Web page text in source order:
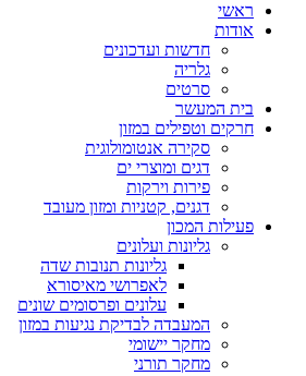
ראשי
אודות
חדשות ועדכונים
גלריה
סרטים
בית המעשר
חרקים וטפילים במזון
סקירה אנטומולוגית
דגים ומוצרי ים
פירות וירקות
דגנים, קטניות ומזון מעובד
פעילות המכון
גליונות ועלונים
גליונות תנובות שדה
לאפרושי מאיסורא
עלונים ופרסומים שונים
המעבדה לבדיקת נגיעות במזון
מחקר יישומי
מחקר תורני